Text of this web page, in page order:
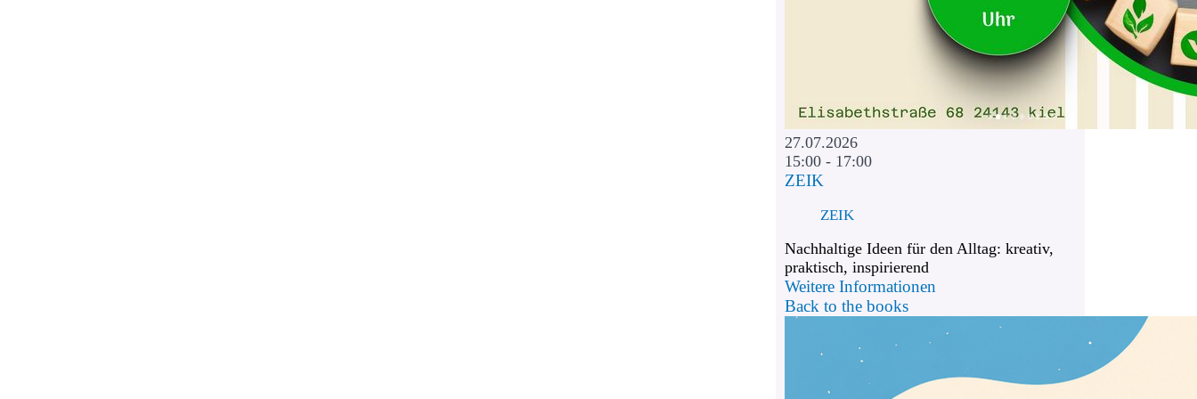
27.07.2026
15:00 - 17:00
ZEIK
ZEIK
Nachhaltige Ideen für den Alltag: kreativ,
praktisch, inspirierend
Weitere Informationen
Back to the books